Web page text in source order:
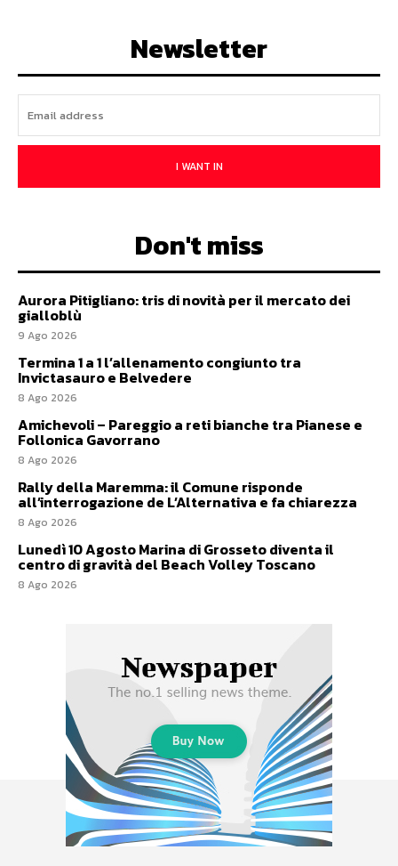
Newsletter
I WANT IN
Don't miss
Aurora Pitigliano: tris di novità per il mercato dei
gialloblù
9 Ago 2026
Termina 1 a 1 l’allenamento congiunto tra
Invictasauro e Belvedere
8 Ago 2026
Amichevoli – Pareggio a reti bianche tra Pianese e
Follonica Gavorrano
8 Ago 2026
Rally della Maremma: il Comune risponde
all’interrogazione de L’Alternativa e fa chiarezza
8 Ago 2026
Lunedì 10 Agosto Marina di Grosseto diventa il
centro di gravità del Beach Volley Toscano
8 Ago 2026